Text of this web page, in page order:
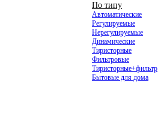
По типу
Автоматические
Регулируемые
Нерегулируемые
Динамические
Тиристорные
Фильтровые
Тиристорные+фильтр
Бытовые для дома